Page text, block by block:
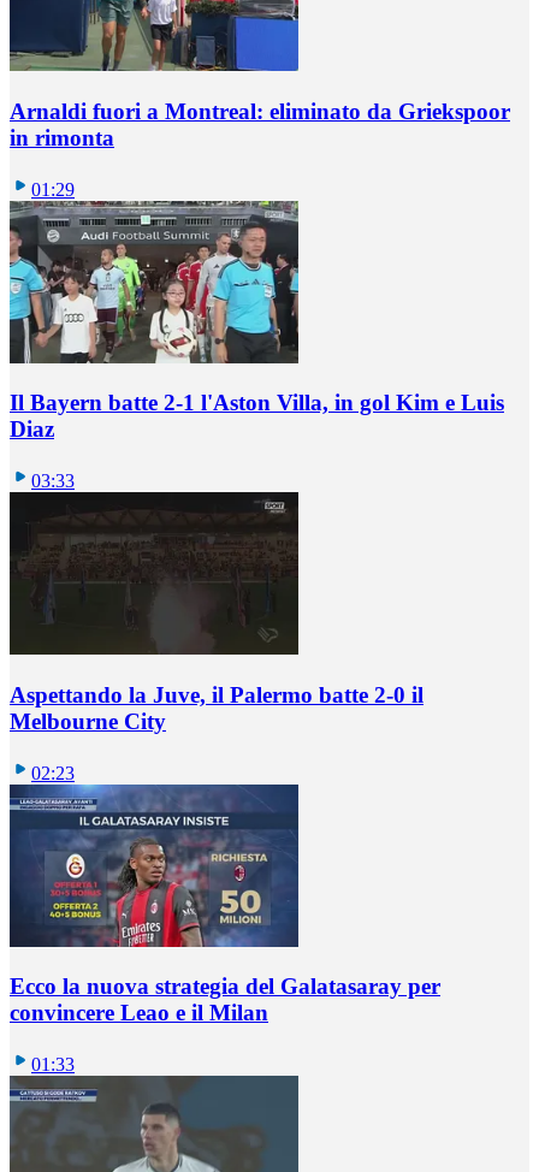
Arnaldi fuori a Montreal: eliminato da Griekspoor
in rimonta
01:29
Il Bayern batte 2-1 l'Aston Villa, in gol Kim e Luis
Diaz
03:33
Aspettando la Juve, il Palermo batte 2-0 il
Melbourne City
02:23
Ecco la nuova strategia del Galatasaray per
convincere Leao e il Milan
01:33